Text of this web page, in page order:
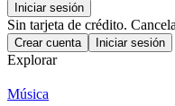
Iniciar sesión
Sin tarjeta de crédito.
Crear cuenta Iniciar sesión
Explorar
Música